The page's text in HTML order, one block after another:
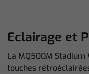
Eclairage et
La MQ500M Stadium
touches